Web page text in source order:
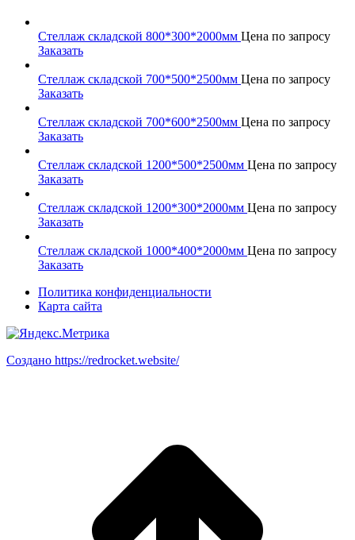
Стеллаж складской 800*300*2000мм Цена по запросу
Заказать
Стеллаж складской 700*500*2500мм Цена по запросу
Заказать
Стеллаж складской 700*600*2500мм Цена по запросу
Заказать
Стеллаж складской 1200*500*2500мм Цена по запросу
Заказать
Стеллаж складской 1200*300*2000мм Цена по запросу
Заказать
Стеллаж складской 1000*400*2000мм Цена по запросу
Заказать
Политика конфиденциальности
Карта сайта
Создано https://redrocket.website/